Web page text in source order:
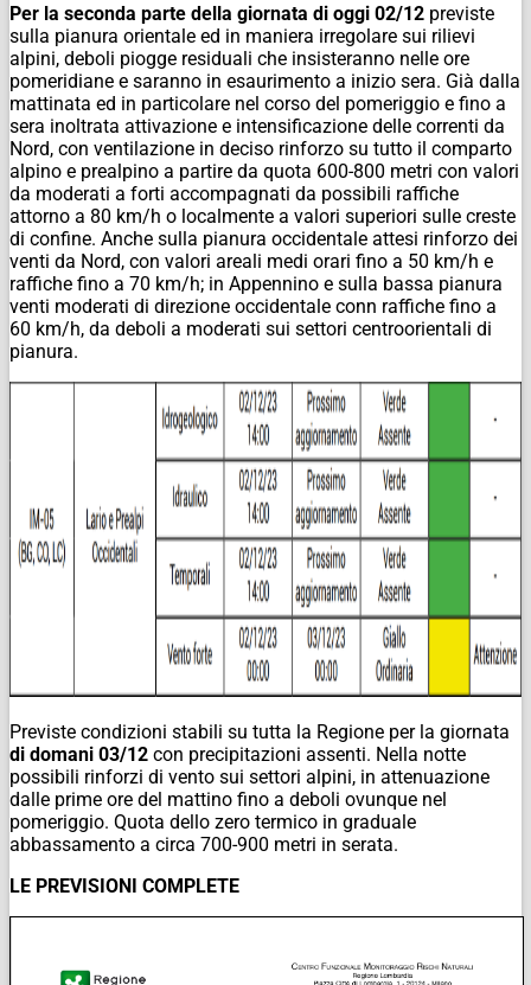
Per la seconda parte della giornata di oggi 02/12 previste
sulla pianura orientale ed in maniera irregolare sui rilievi
alpini, deboli piogge residuali che insisteranno nelle ore
pomeridiane e saranno in esaurimento a inizio sera. Già dalla
mattinata ed in particolare nel corso del pomeriggio e fino a
sera inoltrata attivazione e intensificazione delle correnti da
Nord, con ventilazione in deciso rinforzo su tutto il comparto
alpino e prealpino a partire da quota 600-800 metri con valori
da moderati a forti accompagnati da possibili raffiche
attorno a 80 km/h o localmente a valori superiori sulle creste
di confine. Anche sulla pianura occidentale attesi rinforzo dei
venti da Nord, con valori areali medi orari fino a 50 km/h e
raffiche fino a 70 km/h; in Appennino e sulla bassa pianura
venti moderati di direzione occidentale conn raffiche fino a
60 km/h, da deboli a moderati sui settori centroorientali di
pianura.
Previste condizioni stabili su tutta la Regione per la giornata
di domani 03/12 con precipitazioni assenti. Nella notte
possibili rinforzi di vento sui settori alpini, in attenuazione
dalle prime ore del mattino fino a deboli ovunque nel
pomeriggio. Quota dello zero termico in graduale
abbassamento a circa 700-900 metri in serata.
LE PREVISIONI COMPLETE